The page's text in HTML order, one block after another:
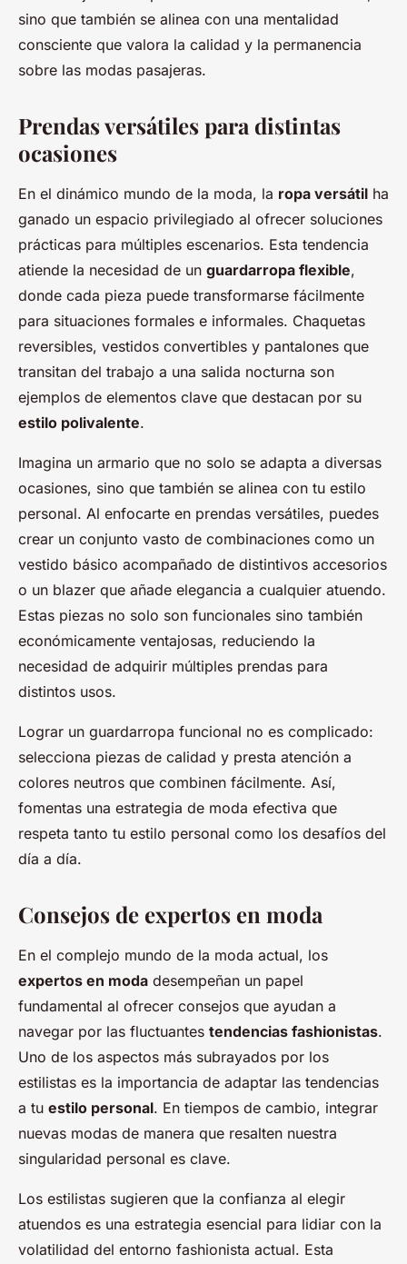
sino que también se alinea con una mentalidad
consciente que valora la calidad y la permanencia
sobre las modas pasajeras.
Prendas versátiles para distintas
ocasiones
En el dinámico mundo de la moda, la ropa versátil ha
ganado un espacio privilegiado al ofrecer soluciones
prácticas para múltiples escenarios. Esta tendencia
atiende la necesidad de un guardarropa flexible,
donde cada pieza puede transformarse fácilmente
para situaciones formales e informales. Chaquetas
reversibles, vestidos convertibles y pantalones que
transitan del trabajo a una salida nocturna son
ejemplos de elementos clave que destacan por su
estilo polivalente.
Imagina un armario que no solo se adapta a diversas
ocasiones, sino que también se alinea con tu estilo
personal. Al enfocarte en prendas versátiles, puedes
crear un conjunto vasto de combinaciones como un
vestido básico acompañado de distintivos accesorios
o un blazer que añade elegancia a cualquier atuendo.
Estas piezas no solo son funcionales sino también
económicamente ventajosas, reduciendo la
necesidad de adquirir múltiples prendas para
distintos usos.
Lograr un guardarropa funcional no es complicado:
selecciona piezas de calidad y presta atención a
colores neutros que combinen fácilmente. Así,
fomentas una estrategia de moda efectiva que
respeta tanto tu estilo personal como los desafíos del
día a día.
Consejos de expertos en moda
En el complejo mundo de la moda actual, los
expertos en moda desempeñan un papel
fundamental al ofrecer consejos que ayudan a
navegar por las fluctuantes tendencias fashionistas.
Uno de los aspectos más subrayados por los
estilistas es la importancia de adaptar las tendencias
a tu estilo personal. En tiempos de cambio, integrar
nuevas modas de manera que resalten nuestra
singularidad personal es clave.
Los estilistas sugieren que la confianza al elegir
atuendos es una estrategia esencial para lidiar con la
volatilidad del entorno fashionista actual. Esta